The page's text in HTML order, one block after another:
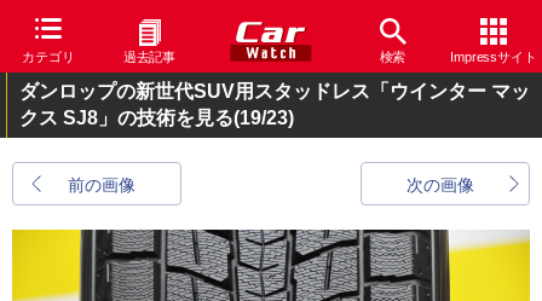
カテゴリ 過去記事 検索 Impressサイト
ダンロップの新世代SUV用スタッドレス「ウインター マッ
クス SJ8」の技術を見る(19/23)
前の画像 次の画像